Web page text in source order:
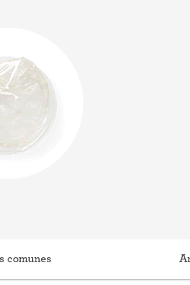
"Ahora no"
Anticonceptivos de emergencia
comunes